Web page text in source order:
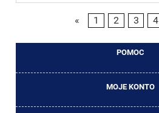
« 1 2 3 4
POMOC
MOJE KONTO